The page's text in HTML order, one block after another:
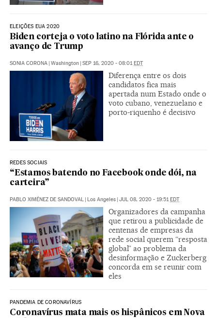
ELEIÇÕES EUA 2020
Biden corteja o voto latino na Flórida ante o
avanço de Trump
SONIA CORONA Washington SEP 16, 2020 - 08:01 EDT
Diferença entre os dois
candidatos fica mais
apertada num Estado onde o
voto cubano, venezuelano e
porto-riquenho é decisivo
REDES SOCIAIS
“Estamos batendo no Facebook onde dói, na
carteira”
PABLO XIMÉNEZ DE SANDOVAL | Los Angeles | JUL 08, 2020 - 19:51EDT
Organizadores da campanha
que retirou a publicidade de
centenas de empresas da
rede social querem “resposta
global” ao problema da
desinformação e Zuckerberg
concorda em se reunir com
eles
PANDEMIA DE CORONAVÍRUS
Coronavírus mata mais os hispânicos em Nova